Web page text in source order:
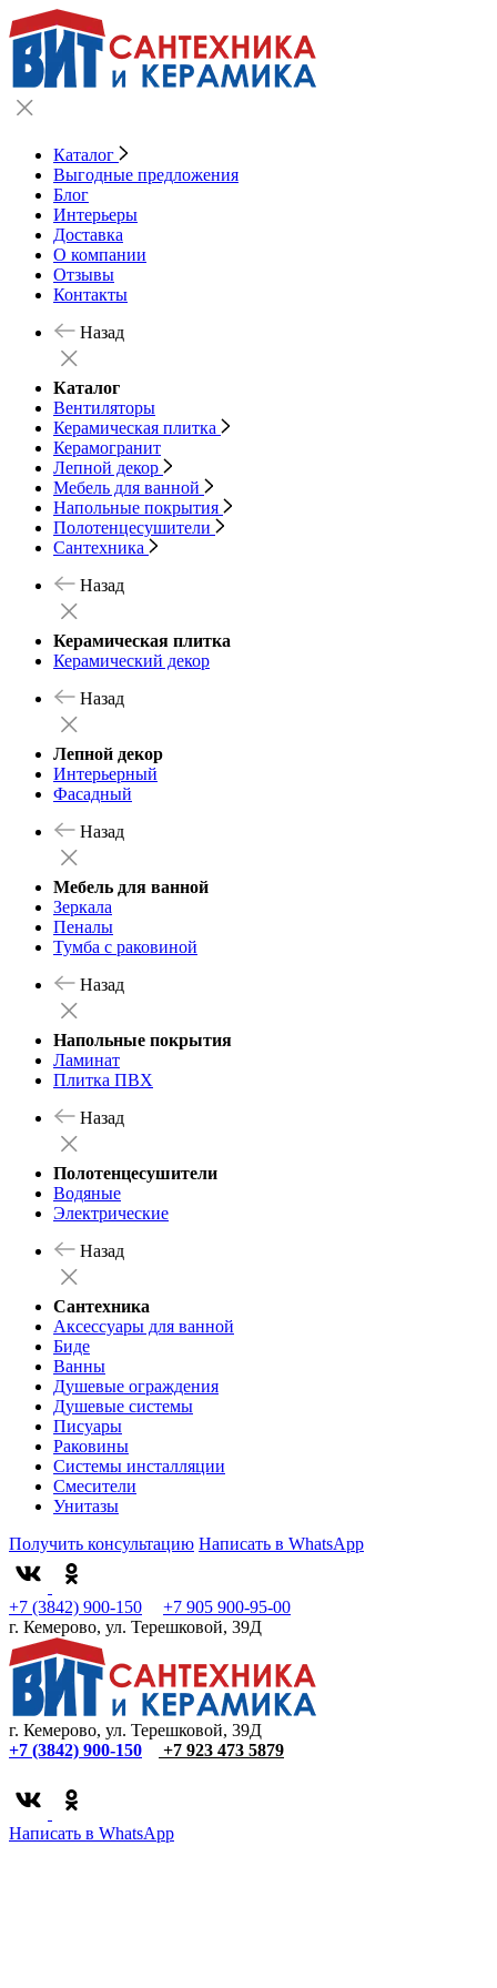
Каталог
Выгодные предложения
Блог
Интерьеры
Доставка
О компании
Отзывы
Контакты
Назад
Каталог
Вентиляторы
Керамическая плитка
Керамогранит
Лепной декор
Мебель для ванной
Напольные покрытия
Полотенцесушители
Сантехника
Назад
Керамическая плитка
Керамический декор
Назад
Лепной декор
Интерьерный
Фасадный
Назад
Мебель для ванной
Зеркала
Пеналы
Тумба с раковиной
Назад
Напольные покрытия
Ламинат
Плитка ПВХ
Назад
Полотенцесушители
Водяные
Электрические
Назад
Сантехника
Аксессуары для ванной
Биде
Ванны
Душевые ограждения
Душевые системы
Писуары
Раковины
Системы инсталляции
Смесители
Унитазы
Получить консультацию Написать в WhatsApp
+7 (3842) 900-150
+7 905 900-95-00
г. Кемерово, ул. Терешковой, 39Д
г. Кемерово, ул. Терешковой, 39Д
+7 (3842) 900-150
+7 923 473 5879
Написать в WhatsApp